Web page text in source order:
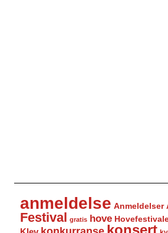
anmeldelse Anmeldelser
Festival gratis hove